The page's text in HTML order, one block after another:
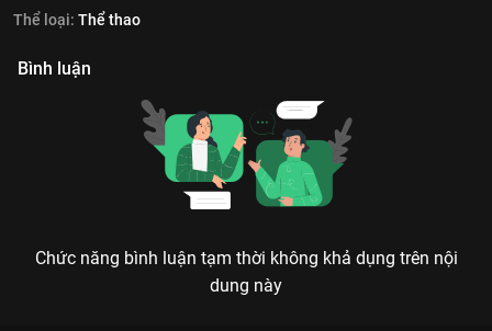
Thể loại: Thể thao
Bình luận
Chức năng bình luận tạm thời không khả dụng trên nội
dung này